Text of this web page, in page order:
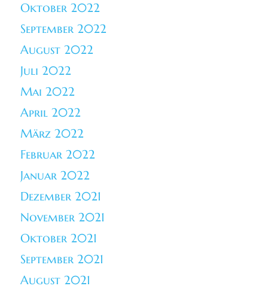
Oktober 2022
September 2022
August 2022
Juli 2022
Mai 2022
April 2022
März 2022
Februar 2022
Januar 2022
Dezember 2021
November 2021
Oktober 2021
September 2021
August 2021